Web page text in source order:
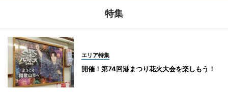
特集
エリア特集
開催！第74回港まつり花火大会を楽しもう！